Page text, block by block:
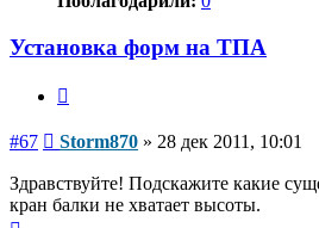
Установка форм на ТПА
#67 Сообщение
Storm870 » 28 дек 2011, 10:01
Здравствуйте! Подскажите какие
кран балки не хватает высоты.